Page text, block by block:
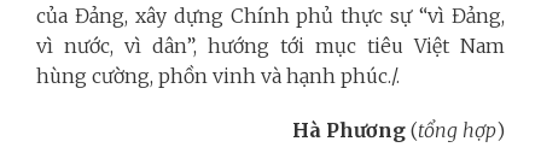
của Đảng, xây dựng Chính phủ thực sự “vì Đảng,
vì nước, vì dân”, hướng tới mục tiêu Việt Nam
hùng cường, phồn vinh và hạnh phúc./.
Hà Phương (tổng hợp)